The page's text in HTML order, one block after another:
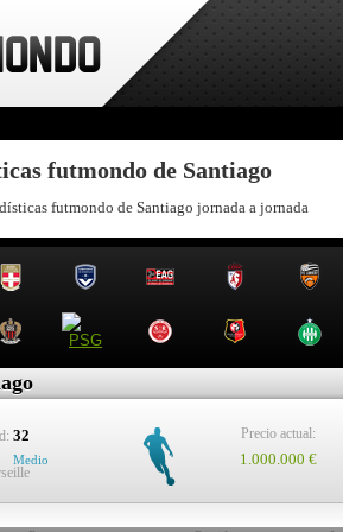
futmondo de Santiago
futmondo de Santiago jornada a jornada
32
Medio
Precio actual:
1.000.000 €